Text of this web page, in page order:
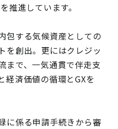
推進しています。
包する気候資産としての
を創出。更にはクレジッ
まで、一気通貫で伴走支
経済価値の循環とGXを
に係る申請手続きから審